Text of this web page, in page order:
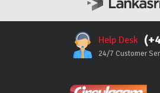
Help Desk
24/7 Customer